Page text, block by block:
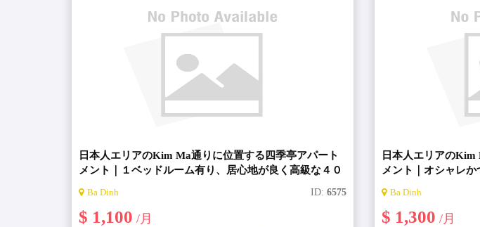
日本人エリアのKim Ma通りに位置する四季亭アパート
メント｜１ベッドルーム有り、居心地が良く高級な４０
Ba Dinh ID:6575
$ 1,100 /月
日本人エリアのKim
メント｜オシャレ
Ba Dinh
$ 1,300 /月